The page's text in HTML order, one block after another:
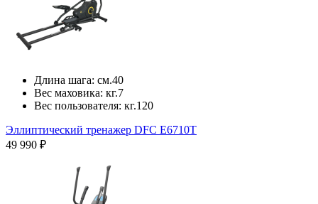
Длина шага: см.40
Вес маховика: кг.7
Вес пользователя: кг.120
Эллиптический тренажер DFC E6710T
49 990 ₽